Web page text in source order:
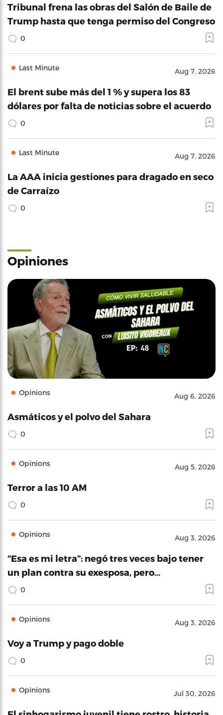
Tribunal frena las obras del Salón de Baile de
Trump hasta que tenga permiso del Congreso
0
Last Minute Aug 7, 2026
El brent sube más del 1 % y supera los 83
dólares por falta de noticias sobre el acuerdo
0
Last Minute Aug 7, 2026
La AAA inicia gestiones para dragado en seco
de Carraízo
0
Opiniones
Opinions Aug 6, 2026
Asmáticos y el polvo del Sahara
0
Opinions Aug 5, 2026
Terror a las 10 AM
0
Opinions Aug 3, 2026
“Esa es mi letra”: negó tres veces bajo tener
un plan contra su exesposa, pero…
0
Opinions Aug 3, 2026
Voy a Trump y pago doble
0
Opinions Jul 30, 2026